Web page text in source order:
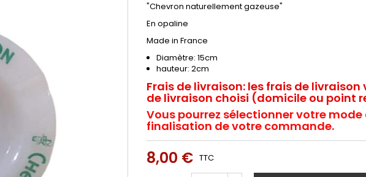
"Chevron naturellement gazeuse"
En opaline
Made in France
Diamètre: 15cm
hauteur: 2cm
Frais de livraison: les frais de livraison
de livraison choisi (domicile ou point
Vous pourrez sélectionner votre
finalisation de votre commande.
8,00 € TTC